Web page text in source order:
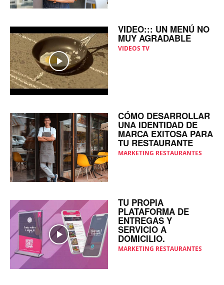
VIDEO::: UN MENÚ NO
MUY AGRADABLE
VIDEOS TV
CÓMO DESARROLLAR
UNA IDENTIDAD DE
MARCA EXITOSA PARA
TU RESTAURANTE
MARKETING RESTAURANTES
TU PROPIA
PLATAFORMA DE
ENTREGAS Y
SERVICIO A
DOMICILIO.
MARKETING RESTAURANTES